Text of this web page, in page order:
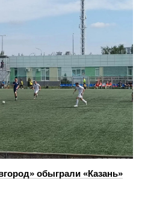
обыграли «Казань»